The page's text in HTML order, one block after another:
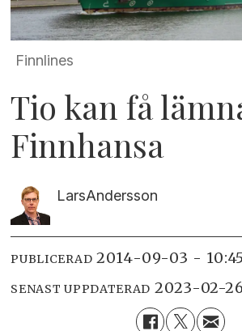
Finnlines
Tio kan få
Finnhansa
LarsAndersson
PUBLICERAD 2014-09-03 - 10:45
SENAST UPPDATERAD 2023-02-